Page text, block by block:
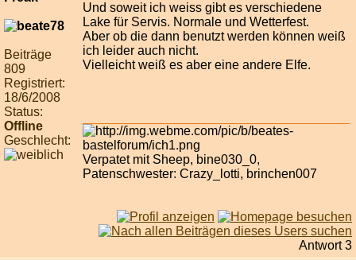
Beiträge
809
Registriert:
18/6/2008
Status:
Offline
Geschlecht:
Und soweit ich weiss gibt es verschiedene
Lake für Servis. Normale und Wetterfest.
Aber ob die dann benutzt werden können weiß
ich leider auch nicht.
Vielleicht weiß es aber eine andere Elfe.
Verpatet mit Sheep, bine030_0,
Patenschwester: Crazy_lotti, brinchen007
Antwort 3